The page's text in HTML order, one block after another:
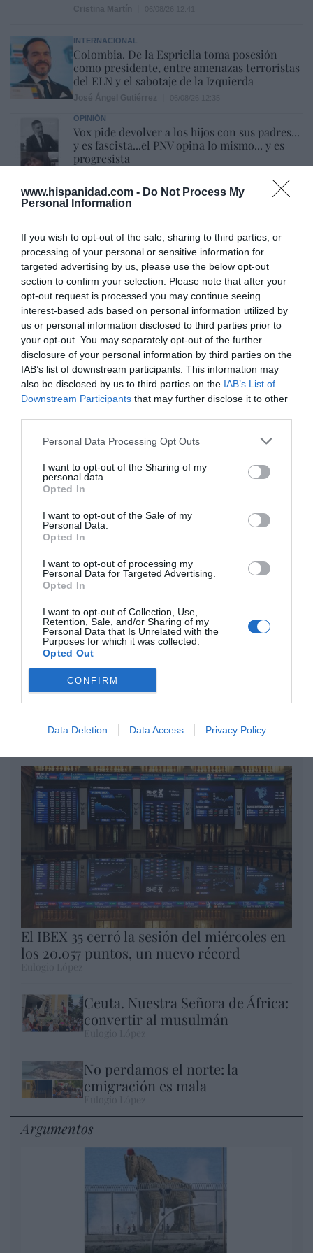
www.hispanidad.com - Do Not Process My
Personal Information
If you wish to opt-out of the sale, sharing to third parties, or
processing of your personal or sensitive information for
targeted advertising by us, please use the below opt-out
section to confirm your selection. Please note that after your
opt-out request is processed you may continue seeing
interest-based ads based on personal information utilized by
us or personal information disclosed to third parties prior to
your opt-out. You may separately opt-out of the further
disclosure of your personal information by third parties on the
IAB’s list of downstream participants. This information may
also be disclosed by us to third parties on the IAB’s List of
Downstream Participants that may further disclose it to other
Personal Data Processing Opt Outs
I want to opt-out of the Sharing of my
personal data.
Opted In
I want to opt-out of the Sale of my
Personal Data.
Opted In
I want to opt-out of processing my
Personal Data for Targeted Advertising.
Opted In
I want to opt-out of Collection, Use,
Retention, Sale, and/or Sharing of my
Personal Data that Is Unrelated with the
Purposes for which it was collected.
Opted Out
CONFIRM
Data Deletion Data Access Privacy Policy
INTERNACIONAL
Colombia. De la Espriella toma posesión
como presidente, entre amenazas terroristas
del ELN y el sabotaje de la Izquierda
OPINIÓN
Vox pide devolver a los hijos con sus padres...
y es fascista...el PNV opina lo mismo... y es
progresista
ECONOMÍA
elevar previsiones, tras un trimestre récord
Cristina Martín 06/08/26 15:12
OPINIÓN
“Sánchez es un sinvergüenza que ha
abandonado a su país, porque Ceuta es
España. Tenemos un Gobierno en
connivencia con Marruecos”: acusa una ceutí
Hispanidad 06/08/26 11:30
Marcelo Gullo: “El trabajo de desmitificar la
historia, de poner la verdadera, de
desmontar la falsificación, es un trabajo
por Hispanidad
DIARIO DE LA CORRUPCIÓN SANCHISTA
Diario de la corrupción sanchista. La
Audiencia Nacional prorroga seis meses la
investigación del caso Koldo, ante el
ingente material incautado por la UCO
por Redacción
Artículos anteriores
Opinión
Enormes minucias
El IBEX 35 cerró la sesión del miércoles en
los 20.057 puntos, un nuevo récord
Ceuta. Nuestra Señora de África:
convertir al musulmán
No perdamos el norte: la
emigración es mala
Argumentos